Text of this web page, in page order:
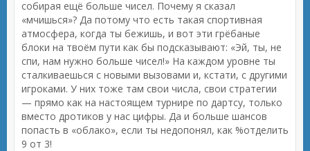
собирая ещё больше чисел. Почему я сказал
«мчишься»? Да потому что есть такая спортивная
атмосфера, когда ты бежишь, и вот эти грёбаные
блоки на твоём пути как бы подсказывают: «Эй, ты, не
спи, нам нужно больше чисел!» На каждом уровне ты
сталкиваешься с новыми вызовами и, кстати, с другими
игроками. У них тоже там свои числа, свои стратегии
— прямо как на настоящем турнире по дартсу, только
вместо дротиков у нас цифры. Да и больше шансов
попасть в «облако», если ты недопонял, как %отделить
9 от 3!